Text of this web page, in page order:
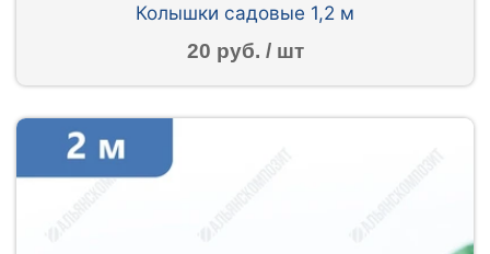
Колышки садовые 1,2 м
20 руб. / шт